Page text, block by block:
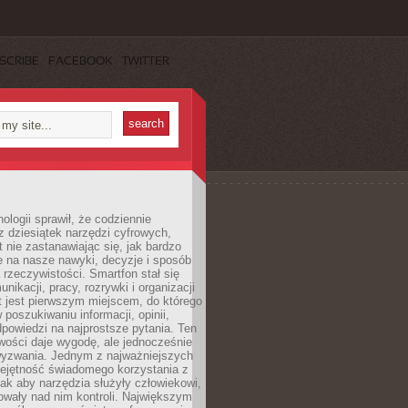
FACEBOOK TWITTER
sprawił, że codziennie
dziesiątek narzędzi cyfrowych,
nie zastanawiając się, jak bardzo
na nasze nawyki, decyzje i sposób
rzeczywistości. Smartfon stał się
pracy, rozrywki i organizacji
jest pierwszym miejscem, do którego
poszukiwaniu informacji, opinii,
na najprostsze pytania. Ten
daje wygodę, ale jednocześnie
Jednym z najważniejszych
świadomego korzystania z
aby narzędzia służyły człowiekowi,
nad nim kontroli. Największym